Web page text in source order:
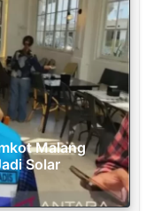
Malang
Solar